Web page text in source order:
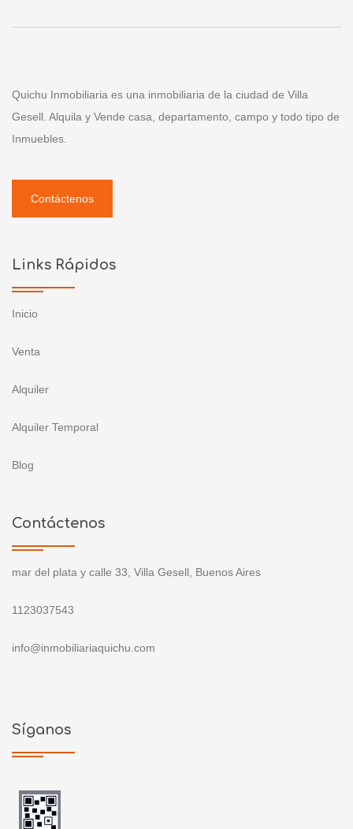
Quichu Inmobiliaria es una inmobiliaria de la ciudad de Villa
Gesell. Alquila y Vende casa, departamento, campo y todo tipo de
Inmuebles.
Contáctenos
Links Rápidos
Inicio
Venta
Alquiler
Alquiler Temporal
Blog
Contáctenos
mar del plata y calle 33, Villa Gesell, Buenos Aires
1123037543
info@inmobiliariaquichu.com
Síganos